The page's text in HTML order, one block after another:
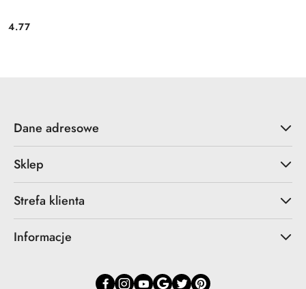
Cena:
4.77
Dane adresowe
Sklep
Strefa klienta
Informacje